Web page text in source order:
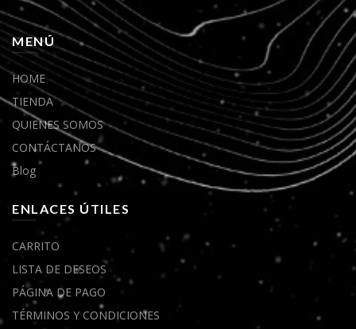
MENÚ
HOME
TIENDA
QUIENES SOMOS
CONTÁCTANOS
Blog
ENLACES ÚTILES
CARRITO
LISTA DE DESEOS
PÁGINA DE PAGO
TÉRMINOS Y CONDICIONES